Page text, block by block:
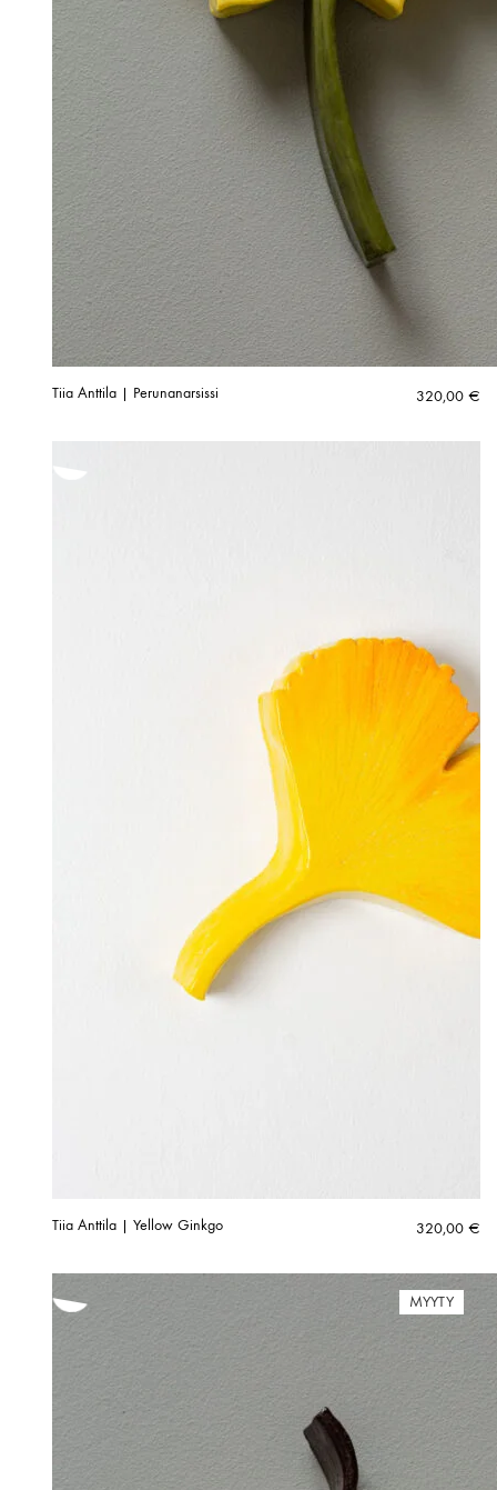
Tiia Anttila | Perunanarsissi 320,00 €
Tiia Anttila | Yellow Ginkgo 320,00 €
MYYTY